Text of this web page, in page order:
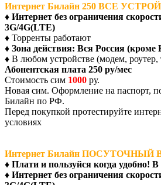
Интернет Билайн 250 ВСЕ
♦ Интернет без ограничения
3G/4G(LTE)
♦ Торренты работают
♦ Зона действия: Вся Россия
♦ В любом устройстве (модем,
Абонентская плата 250 ру/мес
Стоимость сим 1000 ру.
Новая сим. Оформление на паспорт,
Билайн по РФ.
Перед покупкой протестируйте
условиях
Интернет Билайн
♦ Плати и пользуйся когда удобно!
♦ Интернет без ограничения